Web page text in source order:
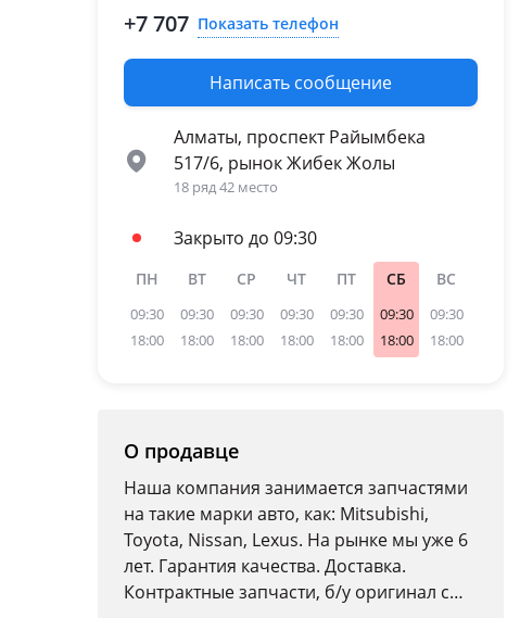
+7 707 Показать телефон
Написать сообщение
Алматы, проспект Райымбека
517/6, рынок Жибек Жолы
18 ряд 42 место
Закрыто до 09:30
ПН
09:30
18:00
ВТ
09:30
18:00
СР
09:30
18:00
ЧТ
09:30
18:00
ПТ
09:30
18:00
СБ
09:30
18:00
ВС
09:30
18:00
О продавце
Наша компания занимается запчастями
на такие марки авто, как: Mitsubishi,
Toyota, Nissan, Lexus. На рынке мы уже 6
лет. Гарантия качества. Доставка.
Контрактные запчасти, б/у оригинал с